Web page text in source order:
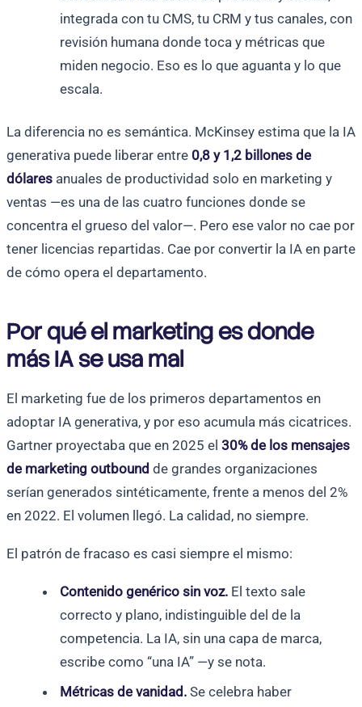
integrada con tu CMS, tu CRM y tus canales, con
revisión humana donde toca y métricas que
miden negocio. Eso es lo que aguanta y lo que
escala.
La diferencia no es semántica. McKinsey estima que la IA
generativa puede liberar entre 0,8 y 1,2 billones de
dólares anuales de productividad solo en marketing y
ventas —es una de las cuatro funciones donde se
concentra el grueso del valor—. Pero ese valor no cae por
tener licencias repartidas. Cae por convertir la IA en parte
de cómo opera el departamento.
Por qué el marketing es donde
más IA se usa mal
El marketing fue de los primeros departamentos en
adoptar IA generativa, y por eso acumula más cicatrices.
Gartner proyectaba que en 2025 el 30% de los mensajes
de marketing outbound de grandes organizaciones
serían generados sintéticamente, frente a menos del 2%
en 2022. El volumen llegó. La calidad, no siempre.
El patrón de fracaso es casi siempre el mismo:
Contenido genérico sin voz. El texto sale
correcto y plano, indistinguible del de la
competencia. La IA, sin una capa de marca,
escribe como “una IA” —y se nota.
Métricas de vanidad. Se celebra haber